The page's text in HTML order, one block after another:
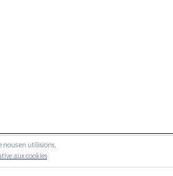
COPYRIGHT LES FILLES DU WEB 2019.
nous en utilisions.
aux cookies